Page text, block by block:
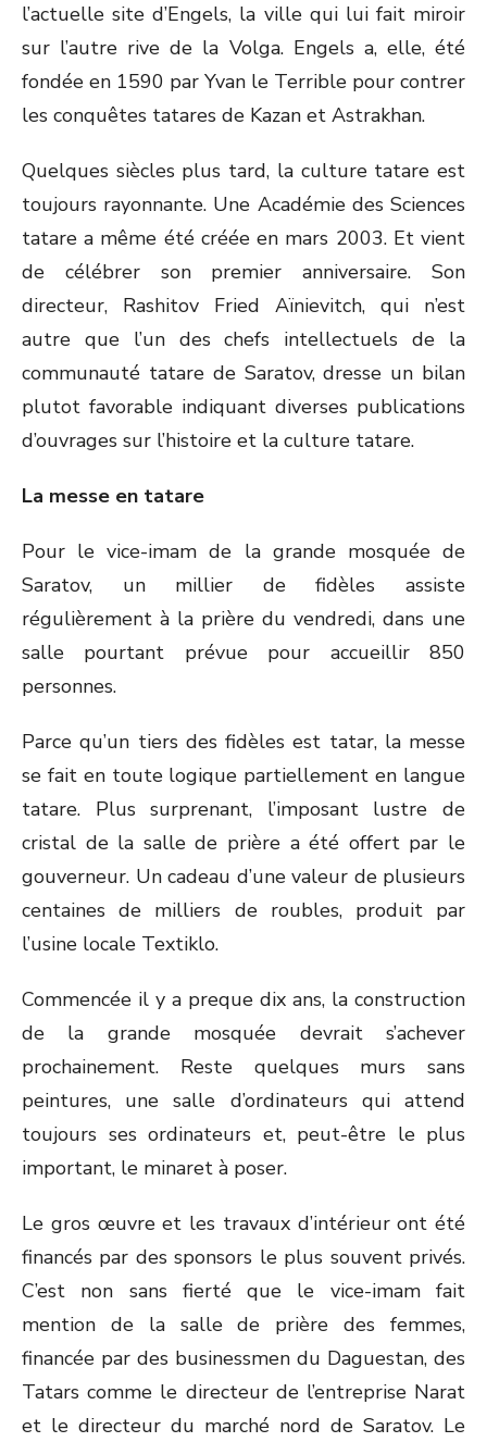
l’actuelle site d’Engels, la ville qui lui fait miroir
sur l’autre rive de la Volga. Engels a, elle, été
fondée en 1590 par Yvan le Terrible pour contrer
les conquêtes tatares de Kazan et Astrakhan.
Quelques siècles plus tard, la culture tatare est
toujours rayonnante. Une Académie des Sciences
tatare a même été créée en mars 2003. Et vient
de célébrer son premier anniversaire. Son
directeur, Rashitov Fried Aïnievitch, qui n’est
autre que l’un des chefs intellectuels de la
communauté tatare de Saratov, dresse un bilan
plutot favorable indiquant diverses publications
d’ouvrages sur l’histoire et la culture tatare.
La messe en tatare
Pour le vice-imam de la grande mosquée de
Saratov, un millier de fidèles assiste
régulièrement à la prière du vendredi, dans une
salle pourtant prévue pour accueillir 850
personnes.
Parce qu’un tiers des fidèles est tatar, la messe
se fait en toute logique partiellement en langue
tatare. Plus surprenant, l’imposant lustre de
cristal de la salle de prière a été offert par le
gouverneur. Un cadeau d’une valeur de plusieurs
centaines de milliers de roubles, produit par
l’usine locale Textiklo.
Commencée il y a preque dix ans, la construction
de la grande mosquée devrait s’achever
prochainement. Reste quelques murs sans
peintures, une salle d’ordinateurs qui attend
toujours ses ordinateurs et, peut-être le plus
important, le minaret à poser.
Le gros œuvre et les travaux d’intérieur ont été
financés par des sponsors le plus souvent privés.
C’est non sans fierté que le vice-imam fait
mention de la salle de prière des femmes,
financée par des businessmen du Daguestan, des
Tatars comme le directeur de l’entreprise Narat
et le directeur du marché nord de Saratov. Le